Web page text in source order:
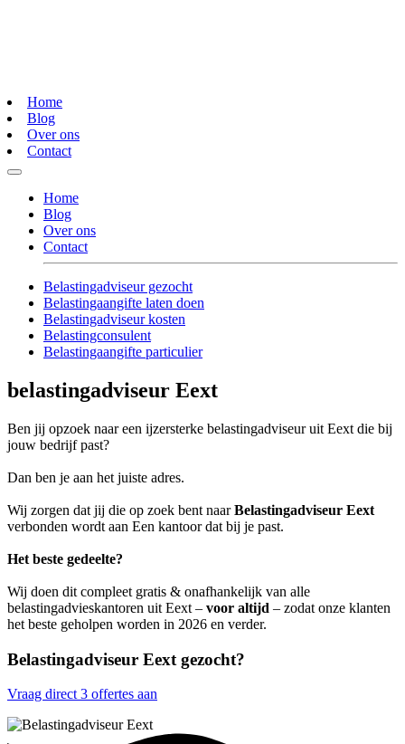
Home
Blog
Over ons
Contact
Home
Blog
Over ons
Contact
Belastingadviseur gezocht
Belastingaangifte laten doen
Belastingadviseur kosten
Belastingconsulent
Belastingaangifte particulier
belastingadviseur Eext
Ben jij opzoek naar een ijzersterke belastingadviseur uit Eext die bij
jouw bedrijf past?
Dan ben je aan het juiste adres.
Wij zorgen dat jij die op zoek bent naarBelastingadviseur Eext
verbonden wordt aan Een kantoor dat bij je past.
Het beste gedeelte?
Wij doen dit compleet gratis & onafhankelijk van alle
belastingadvieskantoren uit Eext – voor altijd – zodat onze klanten
het beste geholpen worden in 2026 en verder.
Belastingadviseur Eext gezocht?
Vraag direct 3 offertes aan